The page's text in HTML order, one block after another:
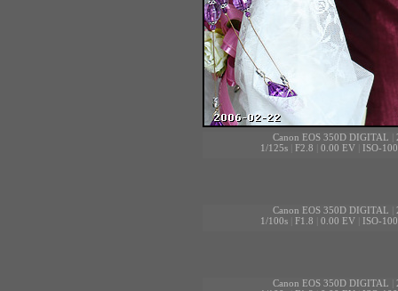
Canon EOS 350D DIGITAL
1/125s| F2.8 0.00 EV| ISO-100
Canon EOS 350D DIGITAL
1/100s| F1.8 0.00 EV| ISO-100
Canon EOS 350D DIGITAL